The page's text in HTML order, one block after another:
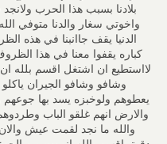
بلادنا بسبب هذا الحرب
واخوتي سغار والدنا متوفي
الدنيا يقف جاانبنا في هذه
كباره يقفوا معنا في هذا
لااستطيع ان اشتغل اقسم بلله
وشافو وشافو الجيران
يعطوهم ولوخبزه يسد بها
والارض انهم غلقو الباب
والله ما نجد لقمت عیش